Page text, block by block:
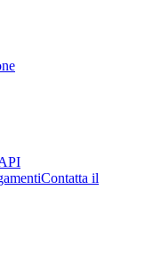
Contatta il